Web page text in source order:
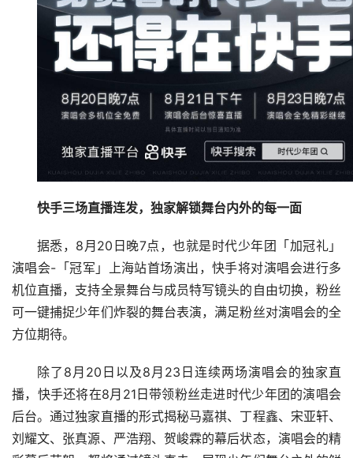
快手三场直播连发，独家解锁舞台内外的每一面
据悉，8月20日晚7点，也就是时代少年团「加冠礼」
演唱会-「冠军」上海站首场演出，快手将对演唱会进行多
机位直播，支持全景舞台与成员特写镜头的自由切换，粉丝
可一键捕捉少年们炸裂的舞台表演，满足粉丝对演唱会的全
方位期待。
除了8月20日以及8月23日连续两场演唱会的独家直
播，快手还将在8月21日带领粉丝走进时代少年团的演唱会
后台。通过独家直播的形式揭秘马嘉祺、丁程鑫、宋亚轩、
刘耀文、张真源、严浩翔、贺峻霖的幕后状态，演唱会的精